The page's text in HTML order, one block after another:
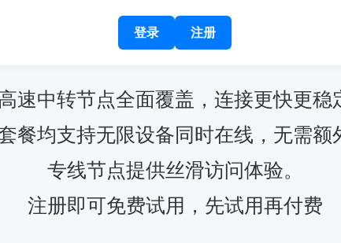
登录 注册
速中转节点全面覆盖，连接更快更稳
餐均支持无限设备同时在线，无需额
专线节点提供丝滑访问体验。
注册即可免费试用，先试用再付费